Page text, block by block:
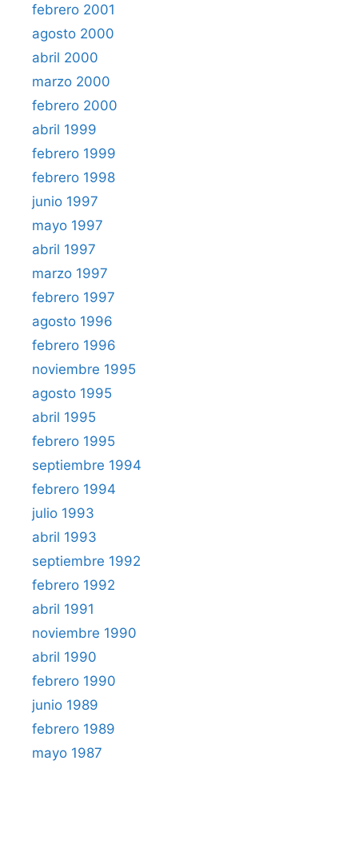
febrero 2001
agosto 2000
abril 2000
marzo 2000
febrero 2000
abril 1999
febrero 1999
febrero 1998
junio 1997
mayo 1997
abril 1997
marzo 1997
febrero 1997
agosto 1996
febrero 1996
noviembre 1995
agosto 1995
abril 1995
febrero 1995
septiembre 1994
febrero 1994
julio 1993
abril 1993
septiembre 1992
febrero 1992
abril 1991
noviembre 1990
abril 1990
febrero 1990
junio 1989
febrero 1989
mayo 1987